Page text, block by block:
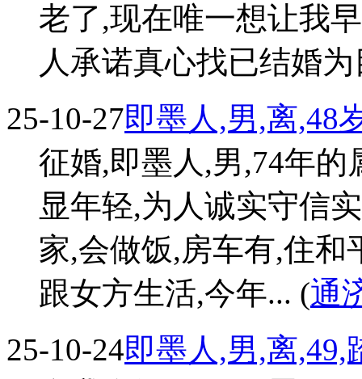
老了,现在唯一想让我
人承诺真心找已结婚
25-10-27即墨人,男,离,48
征婚,即墨人,男,74年的
显年轻,为人诚实守信
家,会做饭,房车有,住
跟女方生活,今年... (通
25-10-24即墨人,男,离,49,